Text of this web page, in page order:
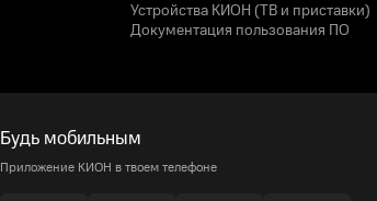
Устройства КИОН (ТВ и приставки)
Документация пользования ПО
Будь мобильным
Приложение КИОН в твоем телефоне